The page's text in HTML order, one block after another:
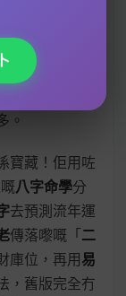
八字去化解沖
命稿
。
寶藏！佢用咗
八字命學分
去預測流年運
傳落嚟嘅「二
庫位，再用易
，舊版完全冇